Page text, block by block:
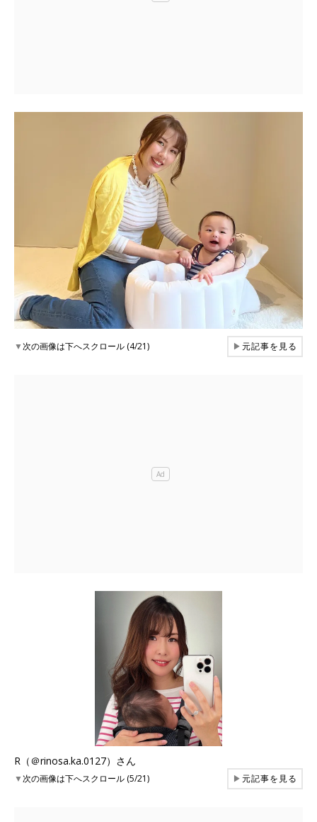
▼次の画像は下へスクロール (4/21) ▶元記事を見る
R（＠rinosa.ka.0127）さん
▼次の画像は下へスクロール (5/21) ▶元記事を見る